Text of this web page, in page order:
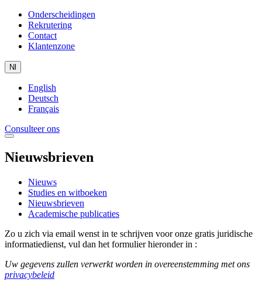
Onderscheidingen
Rekrutering
Contact
Klantenzone
Nl
English
Deutsch
Français
Consulteer ons
Nieuwsbrieven
Nieuws
Studies en witboeken
Nieuwsbrieven
Academische publicaties
Zo u zich via email wenst in te schrijven voor onze gratis juridische
informatiedienst, vul dan het formulier hieronder in :
Uw gegevens zullen verwerkt worden in overeenstemming met ons
privacybeleid